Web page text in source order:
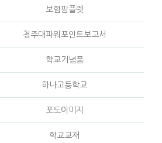
보험팜플렛
청주대파워포인트보고서
학교기념품
하나고등학교
포도이미지
학교교재